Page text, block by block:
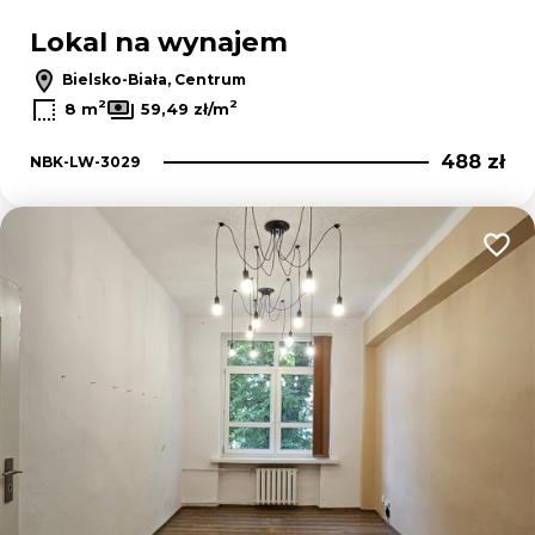
Lokal na wynajem
Bielsko-Biała, Centrum
8 m2 59,49 zł/m2
NBK-LW-3029 488 zł